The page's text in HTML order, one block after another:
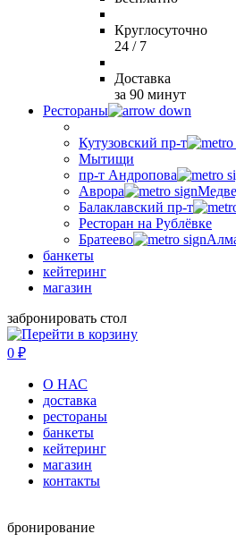
Круглосуточно
24 / 7
Доставка
за 90 минут
Рестораны
Кутузовский пр-т
Мытищи
пр-т Андропова
Аврора
Балаклавский пр-т
Ресторан на Рублёвке
Братеево
банкеты
кейтеринг
магазин
забронировать стол
0 ₽
О НАС
доставка
рестораны
банкеты
кейтеринг
магазин
контакты
бронирование